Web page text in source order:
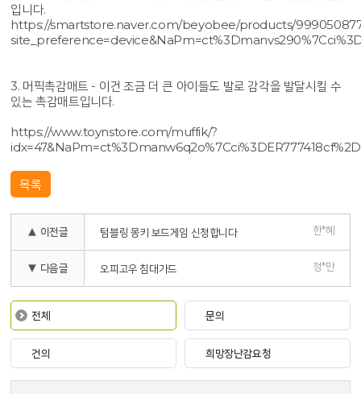
입니다.
https://smartstore.naver.com/beyobee/products/
3. 머픽촉감매트 - 이건 조금 더 큰 아이들도 발로 감각을 발달시킬 수
있는 촉감매트입니다.
https://www.toynstore.com/muffik/?
목록
▲ 이전글 텀블링 몽키 보드게임 신청합니다 한*혜
▼ 다음글 오피고우 침대가드 정*만
전체 문의
건의 희망장난감요청